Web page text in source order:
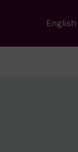
English